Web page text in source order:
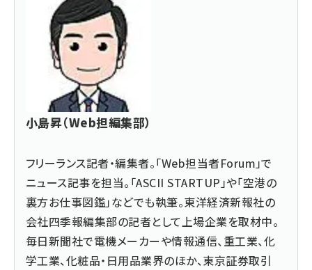
小島昇（Web担編集部）
フリーランス記者・編集者。「Web担当者Forum」で
ニュース記事を担当。「ASCII STARTUP」や「空港の
裏方お仕事図鑑」などでも執筆。東洋経済新報社の
会社四季報編集部の記者として上場企業を取材中。
毎日新聞社で電機メーカーや情報通信、重工業、化
学工業、化粧品・日用品業界のほか、東京証券取引